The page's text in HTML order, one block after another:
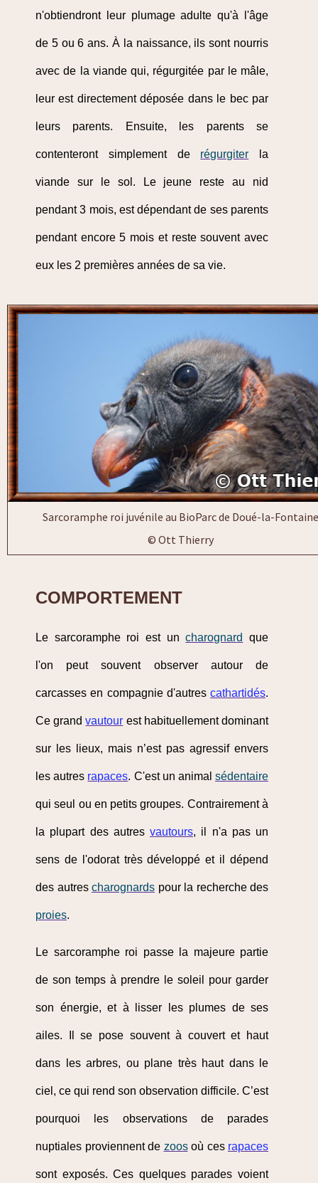
n'obtiendront leur plumage adulte qu'à l'âge
de 5 ou 6 ans. À la naissance, ils sont nourris
avec de la viande qui, régurgitée par le mâle,
leur est directement déposée dans le bec par
leurs parents. Ensuite, les parents se
contenteront simplement de régurgiter la
viande sur le sol. Le jeune reste au nid
pendant 3 mois, est dépendant de ses parents
pendant encore 5 mois et reste souvent avec
eux les 2 premières années de sa vie.
Sarcoramphe roi juvénile au BioParc de Doué-la-Fontaine
© Ott Thierry
COMPORTEMENT
Le sarcoramphe roi est uncharognard que
l'on peut souvent observer autour de
carcasses en compagnie d'autres cathartidés.
Ce grandvautour est habituellement dominant
sur les lieux, mais n’est pas agressif envers
les autres rapaces. C'est un animalsédentaire
qui seul ou en petits groupes. Contrairement à
la plupart des autres vautours, il n'a pas un
sens de l'odorat très développé et il dépend
des autres charognards pour la recherche des
proies.
Le sarcoramphe roi passe la majeure partie
de son temps à prendre le soleil pour garder
son énergie, et à lisser les plumes de ses
ailes. Il se pose souvent à couvert et haut
dans les arbres, ou plane très haut dans le
ciel, ce qui rend son observation difficile. C’est
pourquoi les observations de parades
nuptiales proviennent de zoosoù ces rapaces
sont exposés. Ces quelques parades voient